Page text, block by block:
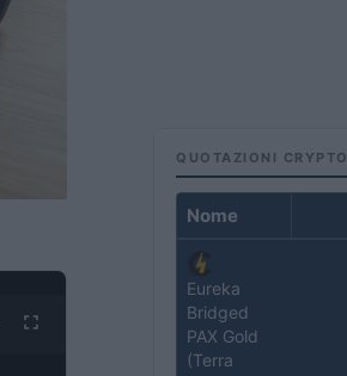
QUOTAZIONI CRYPTO
Nome
Eureka
Bridged
PAX Gold
(Terra